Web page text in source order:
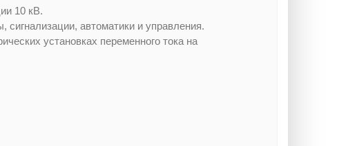
10 кВ.
автоматики и управления.
установках переменного тока на